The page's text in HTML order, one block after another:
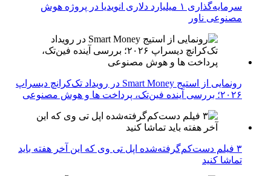
سرمایه‌گذاری ۱ میلیارد دلاری انویدیا در پروژه هوش
مصنوعی ناور
رونمایی از استیج Smart Money در رویداد تک‌کرانچ دیسراپ
۲۰۲۶؛ بررسی آینده فین‌تک، پرداخت‌ ها و هوش مصنوعی
۳ فیلم دست‌کم‌گرفته‌شده اپل تی وی که این آخر هفته باید
تماشا کنید